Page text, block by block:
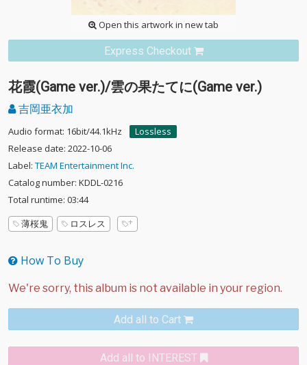
Open this artwork in new tab
Express Checkout
花霞(Game ver.)/雲の果たてに(Game ver.)
吉岡亜衣加
Audio format: 16bit/44.1kHz
Lossless
Release date: 2022-10-06
Label: TEAM Entertainment Inc.
Catalog number: KDDL-0216
Total runtime: 03:44
薄桜鬼
ロスレス
How To Buy
Add all to Cart
Add all to INTEREST